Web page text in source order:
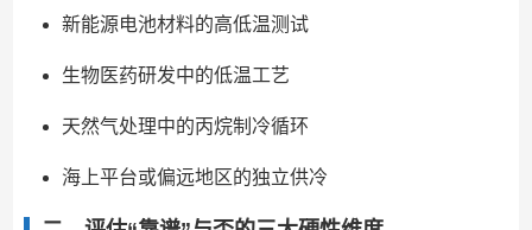
新能源电池材料的高低温测试
生物医药研发中的低温工艺
天然气处理中的丙烷制冷循环
海上平台或偏远地区的独立供冷